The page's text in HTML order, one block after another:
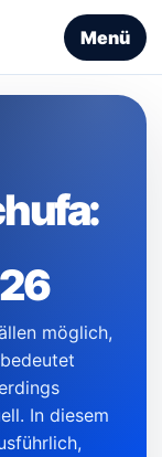
Menü
möglich,
In diesem